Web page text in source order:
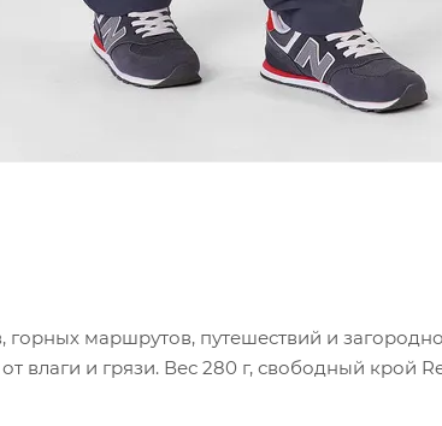
маршрутов, путешествий и
влаги и грязи. Вес 280 г, свободный